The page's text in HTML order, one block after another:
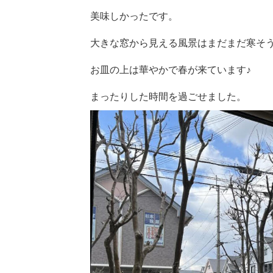
美味しかったです。
大きな窓から見える風景はまだまだ寒そ
お皿の上は華やかで春が来ています♪
まったりした時間を過ごせました。